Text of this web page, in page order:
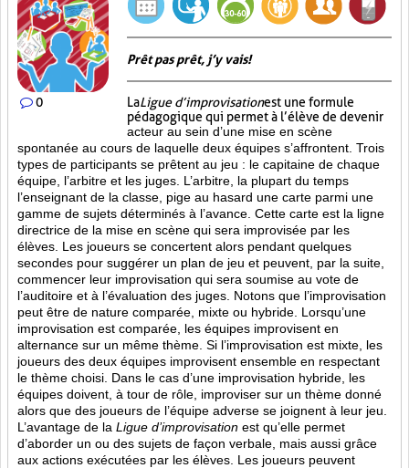
0
Prêt pas prêt, j’y vais!
LaLigue d’improvisationest une formule
pédagogique qui permet à l’élève de devenir
acteur au sein d’une mise en scène
spontanée au cours de laquelle deux équipes s’affrontent. Trois
types de participants se prêtent au jeu : le capitaine de chaque
équipe, l’arbitre et les juges. L’arbitre, la plupart du temps
l’enseignant de la classe, pige au hasard une carte parmi une
gamme de sujets déterminés à l’avance. Cette carte est la ligne
directrice de la mise en scène qui sera improvisée par les
élèves. Les joueurs se concertent alors pendant quelques
secondes pour suggérer un plan de jeu et peuvent, par la suite,
commencer leur improvisation qui sera soumise au vote de
l’auditoire et à l’évaluation des juges. Notons que l’improvisation
peut être de nature comparée, mixte ou hybride. Lorsqu’une
improvisation est comparée, les équipes improvisent en
alternance sur un même thème. Si l’improvisation est mixte, les
joueurs des deux équipes improvisent ensemble en respectant
le thème choisi. Dans le cas d’une improvisation hybride, les
équipes doivent, à tour de rôle, improviser sur un thème donné
alors que des joueurs de l’équipe adverse se joignent à leur jeu.
L’avantage de la Ligue d’improvisation est qu’elle permet
d’aborder un ou des sujets de façon verbale, mais aussi grâce
aux actions exécutées par les élèves. Les joueurs peuvent